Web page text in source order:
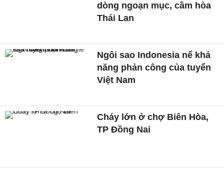
dòng ngoạn mục, cầm hòa
Thái Lan
Ngôi sao Indonesia nể khả
năng phản công của tuyển
Việt Nam
Cháy lớn ở chợ Biên Hòa,
TP Đồng Nai